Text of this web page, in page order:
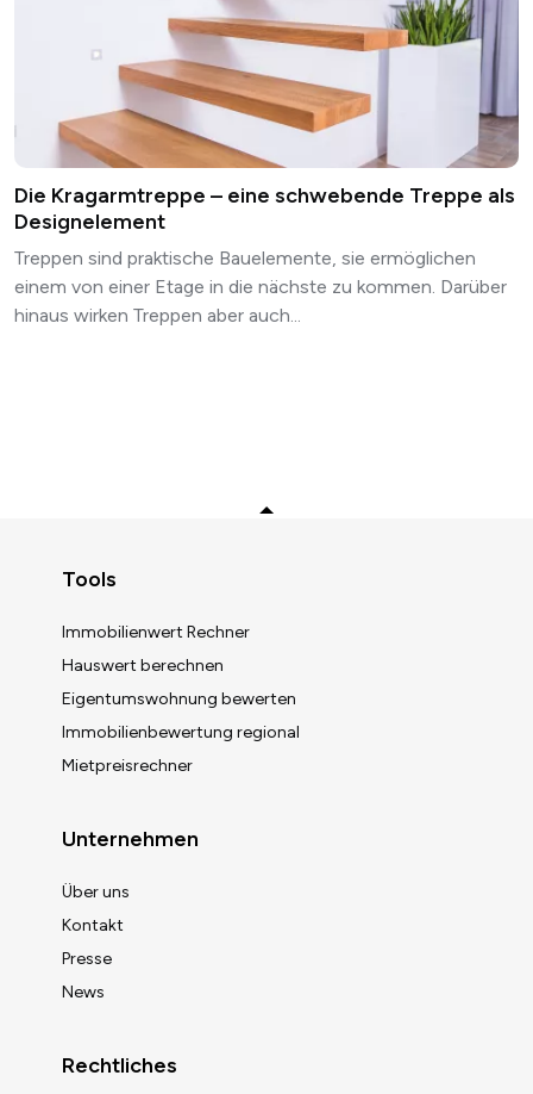
Die Kragarmtreppe – eine schwebende Treppe als
Designelement
Treppen sind praktische Bauelemente, sie ermöglichen
einem von einer Etage in die nächste zu kommen. Darüber
hinaus wirken Treppen aber auch...
Tools
Immobilienwert Rechner
Hauswert berechnen
Eigentumswohnung bewerten
Immobilienbewertung regional
Mietpreisrechner
Unternehmen
Über uns
Kontakt
Presse
News
Rechtliches